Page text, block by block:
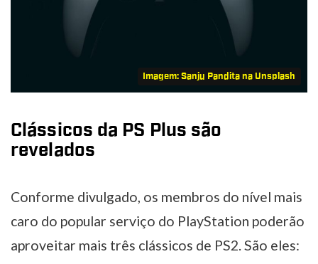
Imagem: Sanju Pandita na Unsplash
Clássicos da PS Plus são
revelados
Conforme divulgado, os membros do nível mais
caro do popular serviço do PlayStation poderão
aproveitar mais três clássicos de PS2. São eles: